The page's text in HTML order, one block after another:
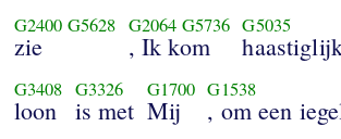
G2400 G5628
zie
G2064 G5736
, Ik kom
G5035
G3408
loon
G3326
is met
G1700
Mij
G1538
, om een